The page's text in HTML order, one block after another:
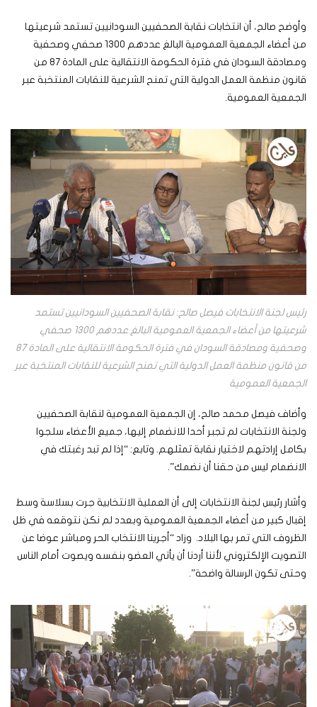
وأوضح صالح، أن انتخابات نقابة الصحفيين السودانيين تستمد شرعيتها
من أعضاء الجمعية العمومية البالغ عددهم 1300 صحفي وصحفية
ومصادقة السودان في فترة الحكومة الانتقالية على المادة 87 من
قانون منظمة العمل الدولية التي تمنح الشرعية للنقابات المنتخبة عبر
الجمعية العمومية.
رئيس لجنة الانتخابات فيصل صالح: نقابة الصحفيين السودانيين تستمد
شرعيتها من أعضاء الجمعية العمومية البالغ عددهم 1300 صحفي
وصحفية ومصادقة السودان في فترة الحكومة الانتقالية على المادة 87
من قانون منظمة العمل الدولية التي تمنح الشرعية للنقابات المنتخبة عبر
الجمعية العمومية
وأضاف فيصل محمد صالح، إن الجمعية العمومية لنقابة الصحفيين
ولجنة الانتخابات لم تجبر أحدا للانضمام إليها، جميع الأعضاء سلجوا
بكامل إرادتهم لاختيار نقابة تمثلهم. وتابع: “إذا لم تبد رغبتك في
الانضمام ليس من حقنا أن نضمك”.
وأشار رئيس لجنة الانتخابات إلى أن العملية الانتخابية جرت بسلاسة وسط
إقبال كبير من أعضاء الجمعية العمومية وبعدد لم نكن نتوقعه في ظل
الظروف التي تمر بها البلاد. وزاد “أجرينا الانتخاب الحر ومباشر عوضا عن
التصويت الإلكتروني لأننا أردنا أن يأتي العضو بنفسه ويصوت أمام الناس
وحتى تكون الرسالة واضحة”.